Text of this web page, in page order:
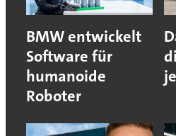
BMW entwickelt
Software für
humanoide
Roboter